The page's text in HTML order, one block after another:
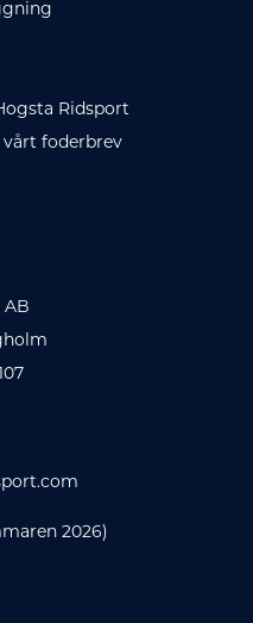
Ridsport
vårt foderbrev
AB
2026)